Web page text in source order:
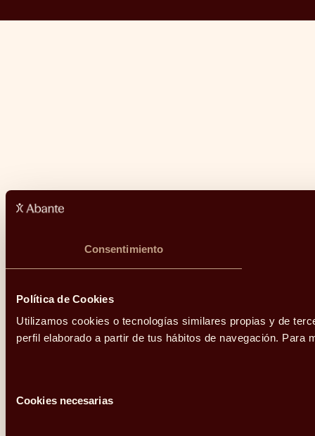
Consentimiento
Política de Cookies
Utilizamos cookies o tecnologías similares propias y de
perfil elaborado a partir de tus hábitos de navegación. Para
deCookies necesarias